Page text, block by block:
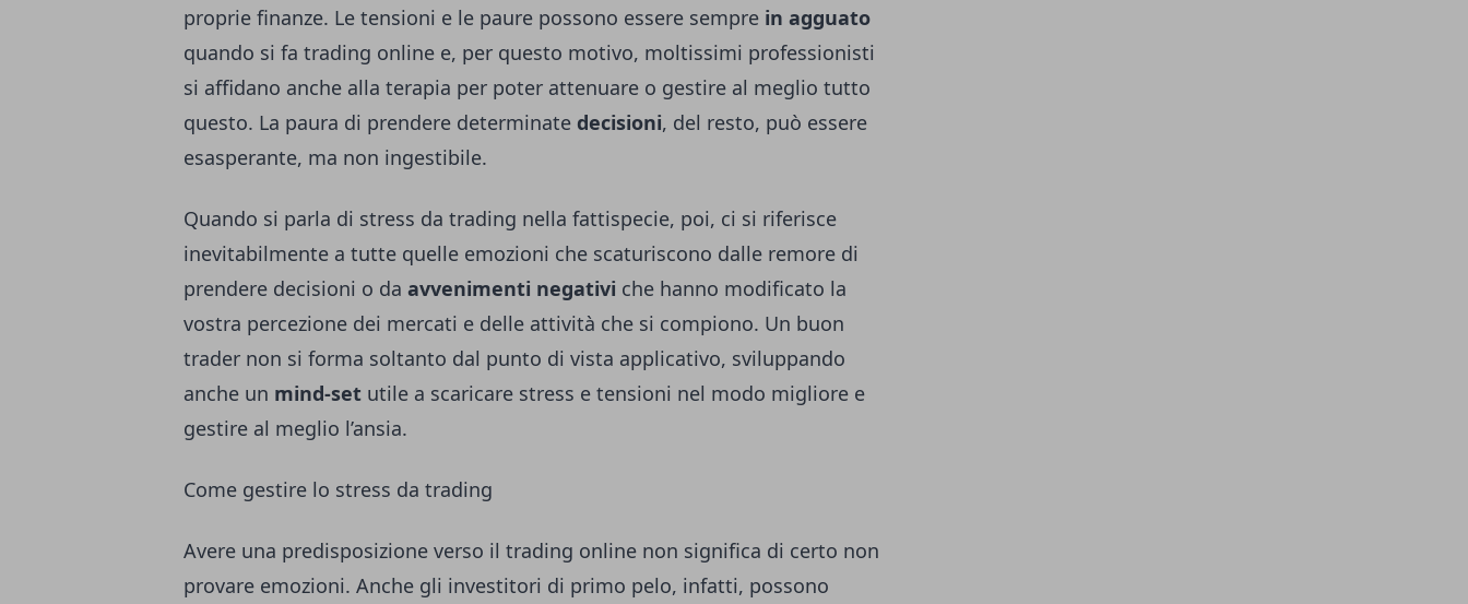
proprie finanze. Le tensioni e le paure possono essere sempre in agguato
quando si fa trading online e, per questo motivo, moltissimi professionisti
si affidano anche alla terapia per poter attenuare o gestire al meglio tutto
questo. La paura di prendere determinate decisioni, del resto, può essere
esasperante, ma non ingestibile.
Quando si parla di stress da trading nella fattispecie, poi, ci si riferisce
inevitabilmente a tutte quelle emozioni che scaturiscono dalle remore di
prendere decisioni o da avvenimenti negativi che hanno modificato la
vostra percezione dei mercati e delle attività che si compiono. Un buon
trader non si forma soltanto dal punto di vista applicativo, sviluppando
anche un mind-set utile a scaricare stress e tensioni nel modo migliore e
gestire al meglio l’ansia.
Come gestire lo stress da trading
Avere una predisposizione verso il trading online non significa di certo non
provare emozioni. Anche gli investitori di primo pelo, infatti, possono